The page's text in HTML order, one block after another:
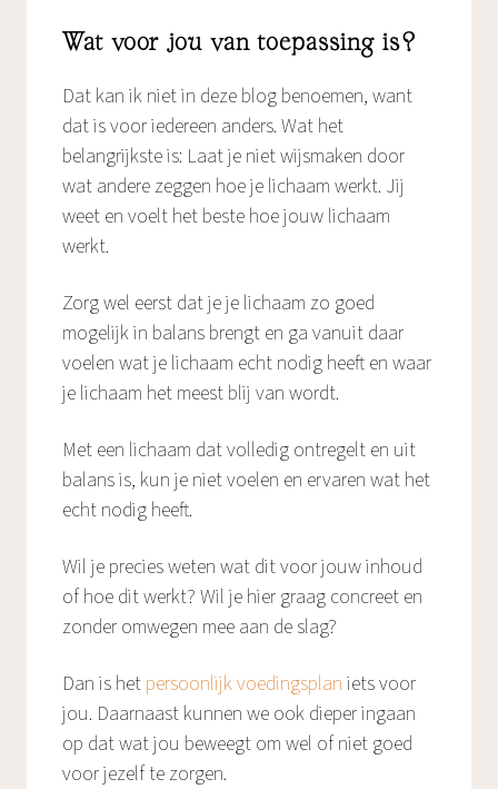
Wat voor jou van toepassing is?
Dat kan ik niet in deze blog benoemen, want
dat is voor iedereen anders. Wat het
belangrijkste is: Laat je niet wijsmaken door
wat andere zeggen hoe je lichaam werkt. Jij
weet en voelt het beste hoe jouw lichaam
werkt.
Zorg wel eerst dat je je lichaam zo goed
mogelijk in balans brengt en ga vanuit daar
voelen wat je lichaam echt nodig heeft en waar
je lichaam het meest blij van wordt.
Met een lichaam dat volledig ontregelt en uit
balans is, kun je niet voelen en ervaren wat het
echt nodig heeft.
Wil je precies weten wat dit voor jouw inhoud
of hoe dit werkt? Wil je hier graag concreet en
zonder omwegen mee aan de slag?
Dan is het persoonlijk voedingsplan iets voor
jou. Daarnaast kunnen we ook dieper ingaan
op dat wat jou beweegt om wel of niet goed
voor jezelf te zorgen.